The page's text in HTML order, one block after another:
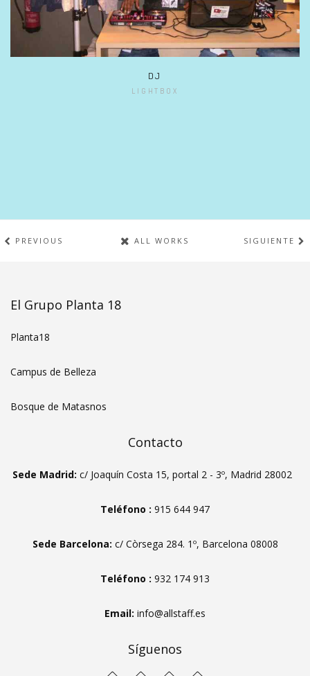
DJ
LIGHTBOX
PREVIOUS ALL WORKS SIGUIENTE
El Grupo Planta 18
Planta18
Campus de Belleza
Bosque de Matasnos
Contacto
Sede Madrid: c/ Joaquín Costa 15, portal 2 - 3º, Madrid 28002
Teléfono : 915 644 947
Sede Barcelona: c/ Còrsega 284. 1º, Barcelona 08008
Teléfono : 932 174 913
Email: info@allstaff.es
Síguenos